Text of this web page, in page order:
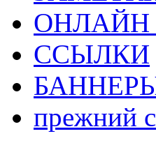
ОНЛАЙН
ССЫЛКИ
прежний